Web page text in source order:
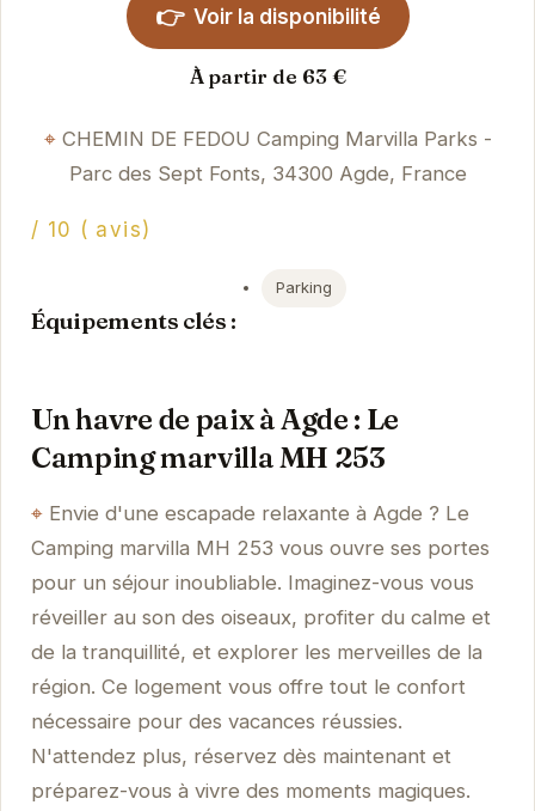
👉 Voir la disponibilité
À partir de 63 €
CHEMIN DE FEDOU Camping Marvilla Parks -
Parc des Sept Fonts, 34300 Agde, France
/ 10 ( avis)
Équipements clés :
Parking
Un havre de paix à Agde : Le
Camping marvilla MH 253
Envie d'une escapade relaxante à Agde ? Le
Camping marvilla MH 253 vous ouvre ses portes
pour un séjour inoubliable. Imaginez-vous vous
réveiller au son des oiseaux, profiter du calme et
de la tranquillité, et explorer les merveilles de la
région. Ce logement vous offre tout le confort
nécessaire pour des vacances réussies.
N'attendez plus, réservez dès maintenant et
préparez-vous à vivre des moments magiques.